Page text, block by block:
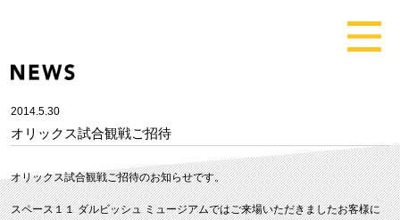
2014.5.30
オリックス試合観戦ご招待
オリックス試合観戦ご招待のお知らせです。
スペース１１ ダルビッシュ ミュージアムではご来場いただきましたお客様に